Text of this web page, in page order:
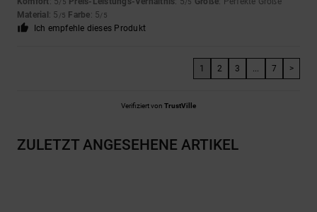
/5 /5
Material : 5 /5 Farbe: 5/5
Ich empfehle dieses Produkt
1 2 3 ... 7 >
Verifiziert von TrustVille
ZULETZT ANGESEHENE ARTIKEL